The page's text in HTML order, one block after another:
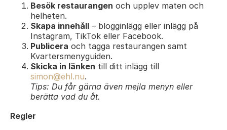
Besök restaurangen och upplev maten och
helheten.
Skapa innehåll – blogginlägg eller inlägg på
Instagram, TikTok eller Facebook.
Publicera och tagga restaurangen samt
Kvartersmenyguiden.
Skicka in länken till ditt inlägg till
simon@ehl.nu.
Tips: Du får gärna även mejla menyn eller
berätta vad du åt.
Regler